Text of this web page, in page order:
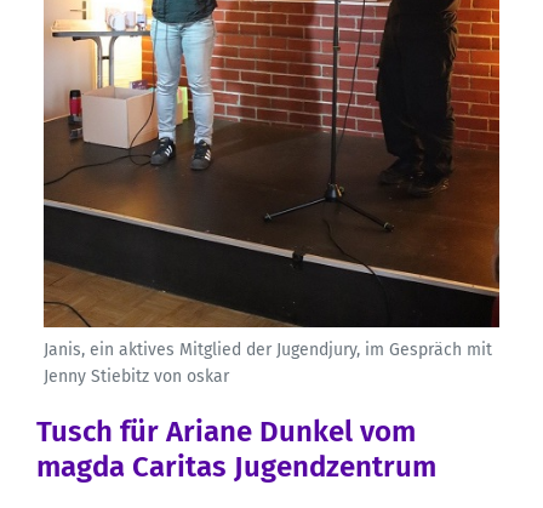
Janis, ein aktives Mitglied der Jugendjury, im Gespräch mit
Jenny Stiebitz von oskar
Tusch für Ariane Dunkel vom
magda Caritas Jugendzentrum